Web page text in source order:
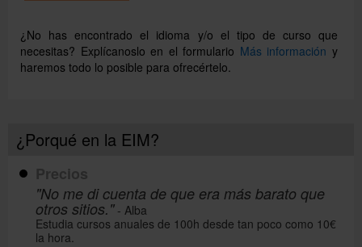
¿No has encontrado el idioma y/o el tipo de curso que
necesitas? Explícanoslo en el formulario Más información y
haremos todo lo posible para ofrecértelo.
¿Porqué en la EIM?
Precios
"No me di cuenta de que era más barato que
otros sitios."- Alba
Estudia cursos anuales de 100h desde tan poco como 10€
la hora.